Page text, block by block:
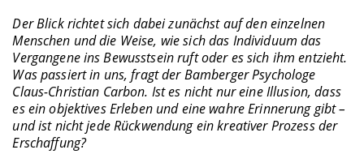
Der Blick richtet sich dabei zunächst auf den einzelnen
Menschen und die Weise, wie sich das Individuum das
Vergangene ins Bewusstsein ruft oder es sich ihm entzieht.
Was passiert in uns, fragt der Bamberger Psychologe
Claus-Christian Carbon. Ist es nicht nur eine Illusion, dass
es ein objektives Erleben und eine wahre Erinnerung gibt –
und ist nicht jede Rückwendung ein kreativer Prozess der
Erschaffung?